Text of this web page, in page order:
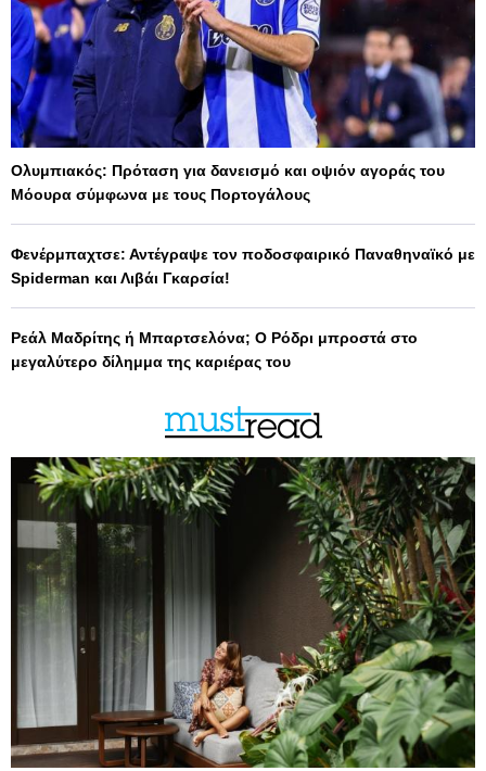
Ολυμπιακός: Πρόταση για δανεισμό και οψιόν αγοράς του
Μόουρα σύμφωνα με τους Πορτογάλους
Φενέρμπαχτσε: Αντέγραψε τον ποδοσφαιρικό Παναθηναϊκό με
Spiderman και Λιβάι Γκαρσία!
Ρεάλ Μαδρίτης ή Μπαρτσελόνα; Ο Ρόδρι μπροστά στο
μεγαλύτερο δίλημμα της καριέρας του